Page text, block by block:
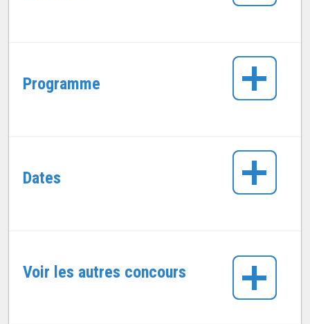
Programme
Dates
Voir les autres concours